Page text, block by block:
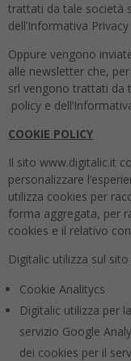
trattati da tale società
dell’Informativa
Oppure vengono
alle newsletter che,
srl vengono trattati da
policy e
COOKIE POLICY
Il sito www.digitalic.it
personalizzare
utilizza cookies per
forma aggregata, per
cookies e il relativo
Digitalic utilizza sul
Cookie Analitycs
Digitalic utilizza per
servizio Google
dei cookies per il